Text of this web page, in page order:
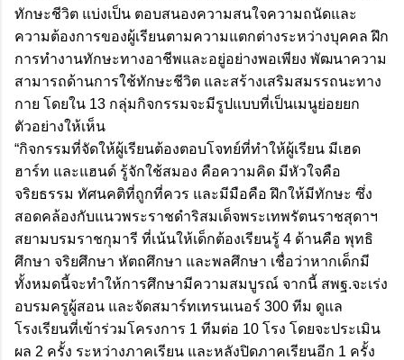
ทักษะชีวิต แบ่งเป็น ตอบสนองความสนใจความถนัดและ
ความต้องการของผู้เรียนตามความแตกต่างระหว่างบุคคล ฝึก
การทำงานทักษะทางอาชีพและอยู่อย่างพอเพียง พัฒนาความ
สามารถด้านการใช้ทักษะชีวิต และสร้างเสริมสมรรถนะทาง
กาย โดยใน 13 กลุ่มกิจกรรมจะมีรูปแบบที่เป็นเมนูย่อยยก
ตัวอย่างให้เห็น
“กิจกรรมที่จัดให้ผู้เรียนต้องตอบโจทย์ที่ทำให้ผู้เรียน มีเฮด
ฮาร์ท และแฮนด์ รู้จักใช้สมอง คือความคิด มีหัวใจคือ
จริยธรรม ทัศนคติที่ถูกที่ควร และมีมือคือ ฝึกให้มีทักษะ ซึ่ง
สอดคล้องกับแนวพระราชดำริสมเด็จพระเทพรัตนราชสุดาฯ
สยามบรมราชกุมารี ที่เน้นให้เด็กต้องเรียนรู้ 4 ด้านคือ พุทธิ
ศึกษา จริยศึกษา หัตถศึกษา และพลศึกษา เชื่อว่าหากเด็กมี
ทั้งหมดนี้จะทำให้การศึกษามีความสมบูรณ์ จากนี้ สพฐ.จะเร่ง
อบรมครูผู้สอน และจัดสมาร์ทเทรนเนอร์ 300 ทีม ดูแล
โรงเรียนที่เข้าร่วมโครงการ 1 ทีมต่อ 10 โรง โดยจะประเมิน
ผล 2 ครั้ง ระหว่างภาคเรียน และหลังปิดภาคเรียนอีก 1 ครั้ง